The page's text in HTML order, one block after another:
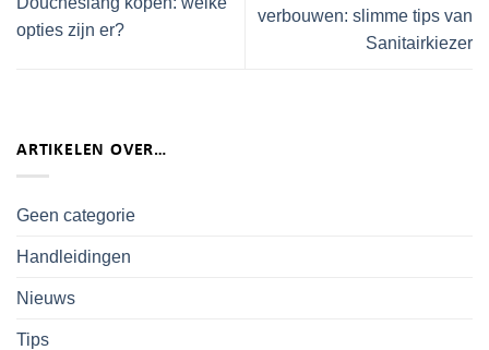
opties zijn er?
verbouwen: slimme tips van
Sanitairkiezer
ARTIKELEN OVER…
Geen categorie
Handleidingen
Nieuws
Tips